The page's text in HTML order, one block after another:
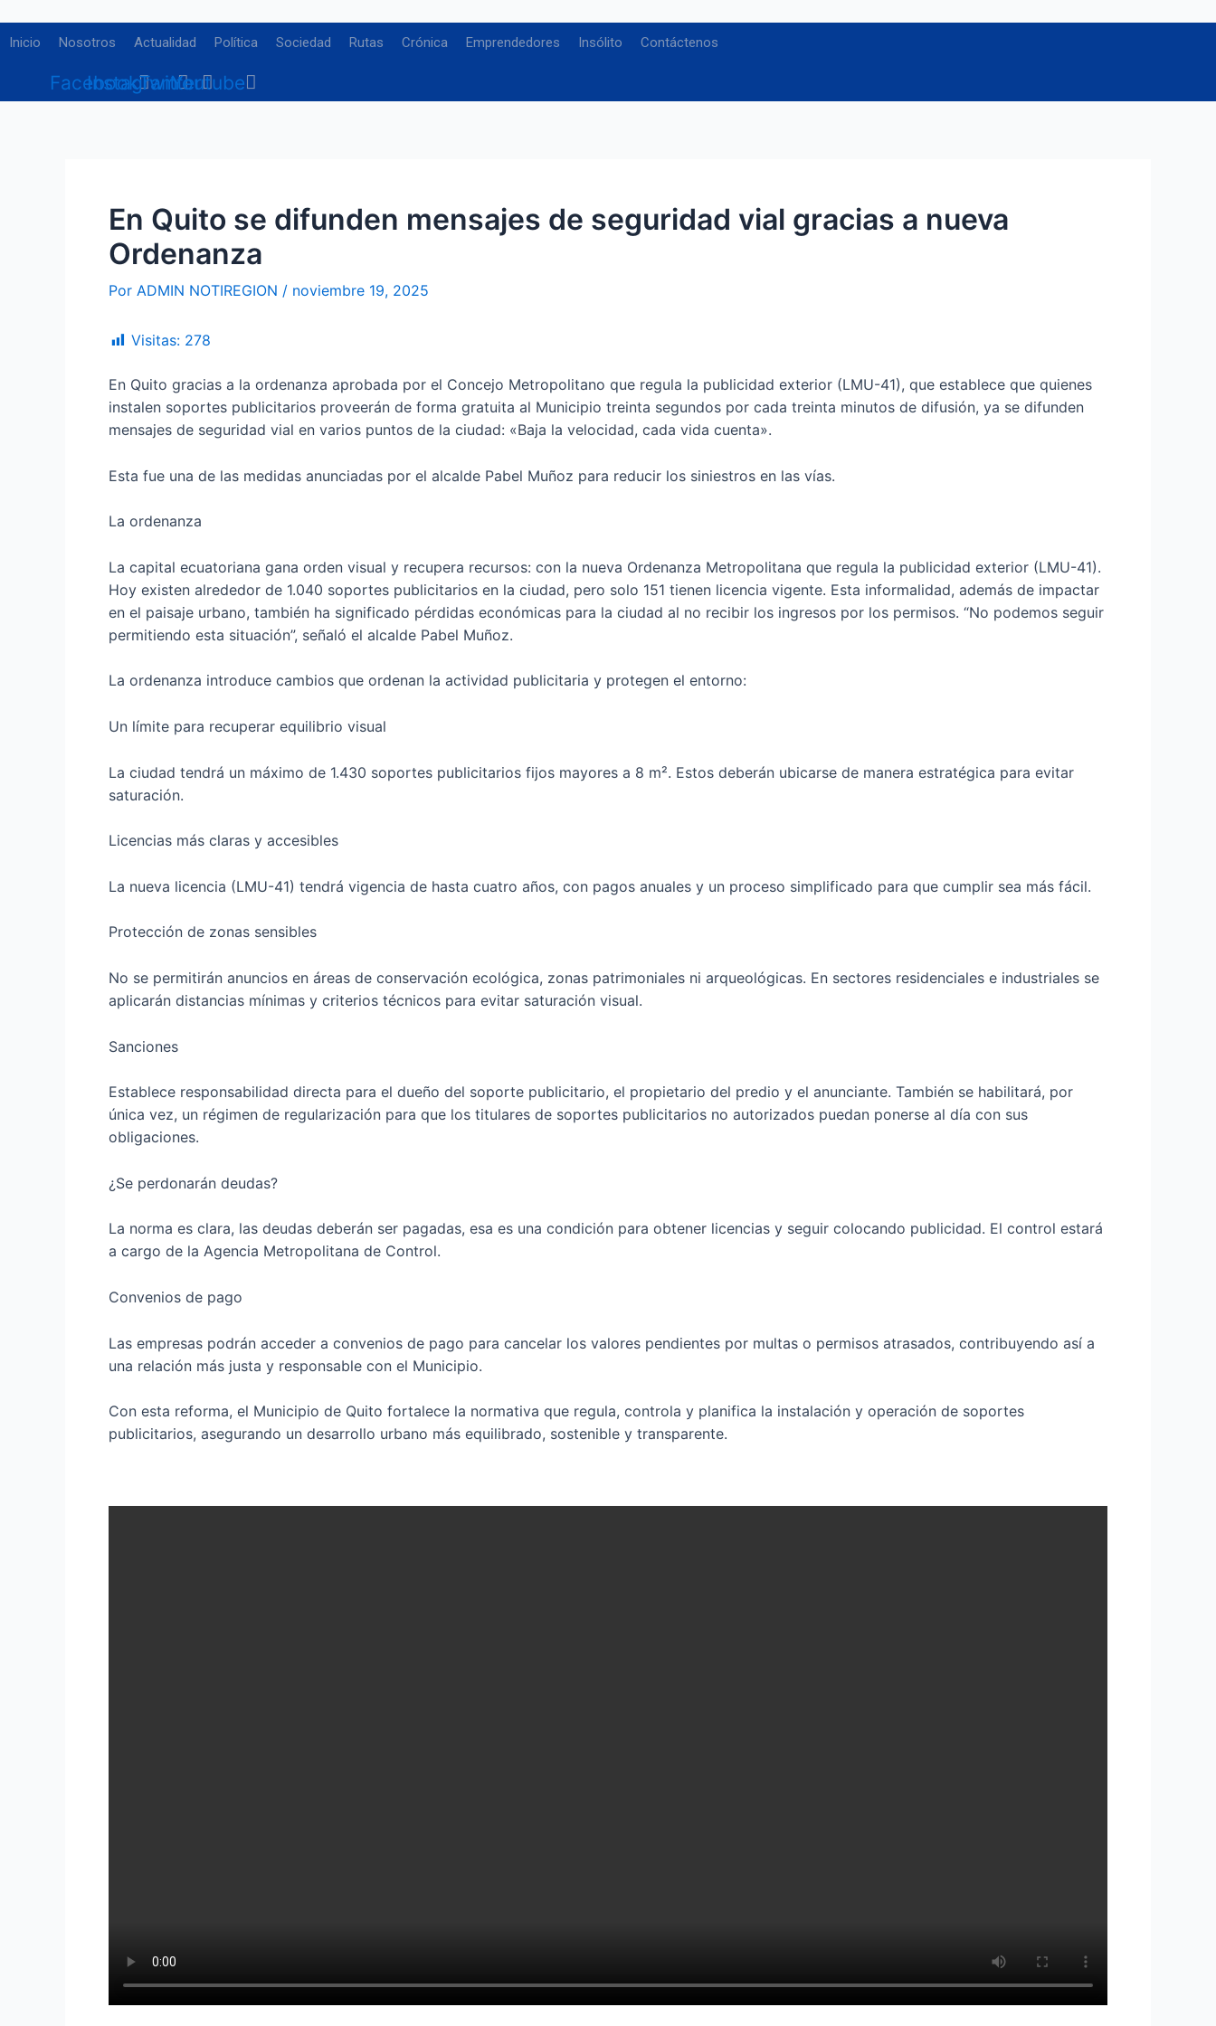
al
Inicio Nosotros Actualidad Política Sociedad Rutas Crónica Emprendedores Insólito Contáctenos
Facebook
Instagram
TwitterYoutube
En Quito se difunden mensajes de seguridad vial gracias a nueva
Ordenanza
Por ADMIN NOTIREGION / noviembre 19, 2025
Visitas: 278
En Quito gracias a la ordenanza aprobada por el Concejo Metropolitano que regula la publicidad exterior (LMU-41), que establece que quienes
instalen soportes publicitarios proveerán de forma gratuita al Municipio treinta segundos por cada treinta minutos de difusión, ya se difunden
mensajes de seguridad vial en varios puntos de la ciudad: «Baja la velocidad, cada vida cuenta».
Esta fue una de las medidas anunciadas por el alcalde Pabel Muñoz para reducir los siniestros en las vías.
La ordenanza
La capital ecuatoriana gana orden visual y recupera recursos: con la nueva Ordenanza Metropolitana que regula la publicidad exterior (LMU-41).
Hoy existen alrededor de 1.040 soportes publicitarios en la ciudad, pero solo 151 tienen licencia vigente. Esta informalidad, además de impactar
en el paisaje urbano, también ha significado pérdidas económicas para la ciudad al no recibir los ingresos por los permisos. “No podemos seguir
permitiendo esta situación”, señaló el alcalde Pabel Muñoz.
La ordenanza introduce cambios que ordenan la actividad publicitaria y protegen el entorno:
Un límite para recuperar equilibrio visual
La ciudad tendrá un máximo de 1.430 soportes publicitarios fijos mayores a 8 m². Estos deberán ubicarse de manera estratégica para evitar
saturación.
Licencias más claras y accesibles
La nueva licencia (LMU-41) tendrá vigencia de hasta cuatro años, con pagos anuales y un proceso simplificado para que cumplir sea más fácil.
Protección de zonas sensibles
No se permitirán anuncios en áreas de conservación ecológica, zonas patrimoniales ni arqueológicas. En sectores residenciales e industriales se
aplicarán distancias mínimas y criterios técnicos para evitar saturación visual.
Sanciones
Establece responsabilidad directa para el dueño del soporte publicitario, el propietario del predio y el anunciante. También se habilitará, por
única vez, un régimen de regularización para que los titulares de soportes publicitarios no autorizados puedan ponerse al día con sus
obligaciones.
¿Se perdonarán deudas?
La norma es clara, las deudas deberán ser pagadas, esa es una condición para obtener licencias y seguir colocando publicidad. El control estará
a cargo de la Agencia Metropolitana de Control.
Convenios de pago
Las empresas podrán acceder a convenios de pago para cancelar los valores pendientes por multas o permisos atrasados, contribuyendo así a
una relación más justa y responsable con el Municipio.
Con esta reforma, el Municipio de Quito fortalece la normativa que regula, controla y planifica la instalación y operación de soportes
publicitarios, asegurando un desarrollo urbano más equilibrado, sostenible y transparente.